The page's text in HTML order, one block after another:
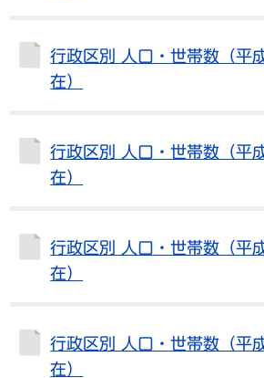
行政区別 人口・世帯数（平
在）
行政区別 人口・世帯数（平
在）
行政区別 人口・世帯数（平
在）
行政区別 人口・世帯数（平
在）